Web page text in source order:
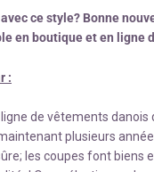
ce style? Bonne
en boutique et en ligne
:
ligne de vêtements danois
plusieurs
les coupes font biens